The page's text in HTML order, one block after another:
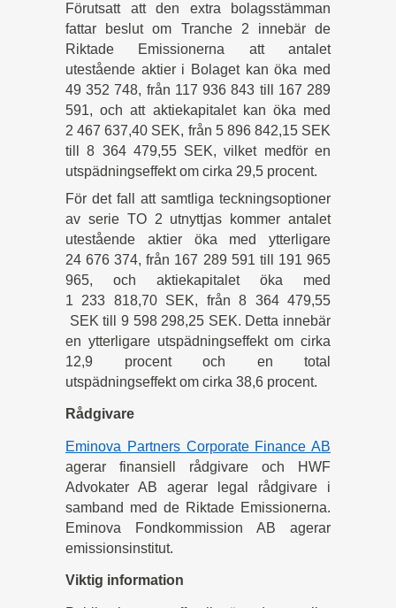
Förutsatt att den extra bolagsstämman
fattar beslut om Tranche 2 innebär de
Riktade Emissionerna att antalet
utestående aktier i Bolaget kan öka med
49 352 748, från 117 936 843 till 167 289
591, och att aktiekapitalet kan öka med
2 467 637,40 SEK, från 5 896 842,15 SEK
till 8 364 479,55 SEK, vilket medför en
utspädningseffekt om cirka 29,5 procent.
För det fall att samtliga teckningsoptioner
av serie TO 2 utnyttjas kommer antalet
utestående aktier öka med ytterligare
24 676 374, från 167 289 591 till 191 965
965, och aktiekapitalet öka med
1 233 818,70 SEK, från 8 364 479,55
SEK till 9 598 298,25 SEK. Detta innebär
en ytterligare utspädningseffekt om cirka
12,9 procent och en total
utspädningseffekt om cirka 38,6 procent.
Rådgivare
Eminova Partners Corporate Finance AB
agerar finansiell rådgivare och HWF
Advokater AB agerar legal rådgivare i
samband med de Riktade Emissionerna.
Eminova Fondkommission AB agerar
emissionsinstitut.
Viktig information